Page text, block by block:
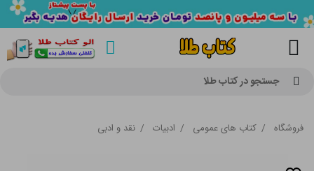
جستجو در کتاب طلا
فروشگاه / کتاب های عمومی / ادبیات / نقد و ادبی